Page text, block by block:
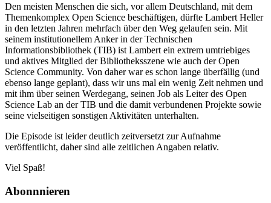
Den meisten Menschen die sich, vor allem Deutschland, mit dem
Themenkomplex Open Science beschäftigen, dürfte Lambert Heller
in den letzten Jahren mehrfach über den Weg gelaufen sein. Mit
seinem institutionellem Anker in der Technischen
Informationsbibliothek (TIB) ist Lambert ein extrem umtriebiges
und aktives Mitglied der Bibliotheksszene wie auch der Open
Science Community. Von daher war es schon lange überfällig (und
ebenso lange geplant), dass wir uns mal ein wenig Zeit nehmen und
mit ihm über seinen Werdegang, seinen Job als Leiter des Open
Science Lab an der TIB und die damit verbundenen Projekte sowie
seine vielseitigen sonstigen Aktivitäten unterhalten.
Die Episode ist leider deutlich zeitversetzt zur Aufnahme
veröffentlicht, daher sind alle zeitlichen Angaben relativ.
Viel Spaß!
Abonnnieren